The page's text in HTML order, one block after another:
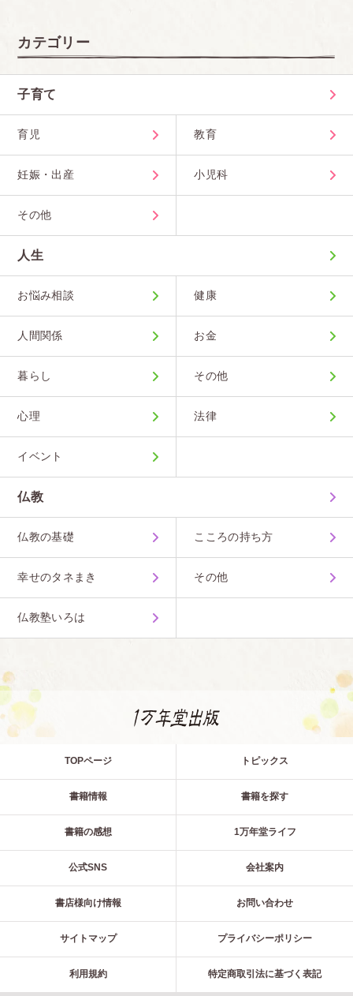
カテゴリー
子育て
育児 教育
妊娠・出産 小児科
その他
人生
お悩み相談 健康
人間関係 お金
暮らし その他
心理 法律
イベント
仏教
仏教の基礎 こころの持ち方
幸せのタネまき その他
仏教塾いろは
TOPページ トピックス
書籍情報 書籍を探す
書籍の感想 1万年堂ライフ
公式SNS 会社案内
書店様向け情報 お問い合わせ
サイトマップ プライバシーポリシー
利用規約 特定商取引法に基づく表記